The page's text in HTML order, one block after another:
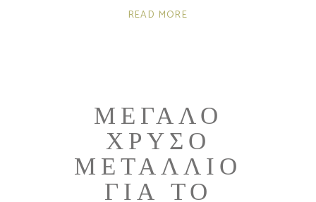
READ MORE
ΜΕΓΆΛΟ
ΧΡΥΣΌ
ΜΕΤΆΛΛΙΟ
ΓΙΑ ΤΟ